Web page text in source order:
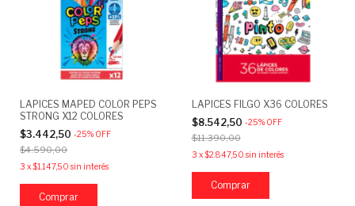
LAPICES MAPED COLOR PEPS
STRONG X12 COLORES
$3.442,50 -25% OFF
$4.590,00
3 x$1.147,50 sin interés
LAPICES FILGO X36 COLORES
$8.542,50 -25% OFF
$11.390,00
3 x$2.847,50 sin interés